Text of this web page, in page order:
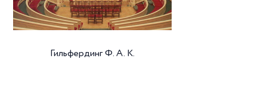
Гильфердинг Ф. А. К.